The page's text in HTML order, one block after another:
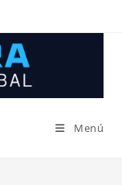
Menú